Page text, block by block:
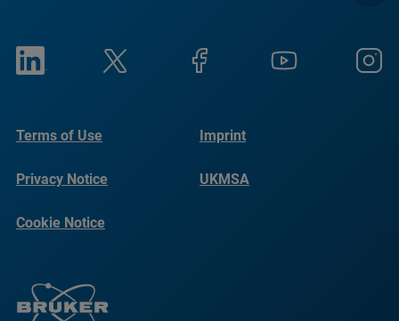
Terms of Use Imprint
Privacy Notice UKMSA
Cookie Notice